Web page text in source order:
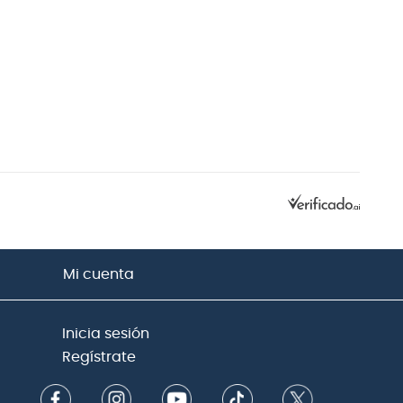
Mi cuenta
Inicia sesión
Regístrate